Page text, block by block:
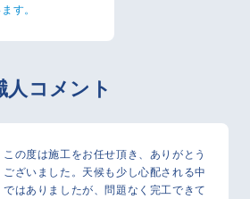
す。
人コメント
この度は施工をお任せ頂き、ありがとう
ございました。天候も少し心配される中
ではありましたが、問題なく完工できて